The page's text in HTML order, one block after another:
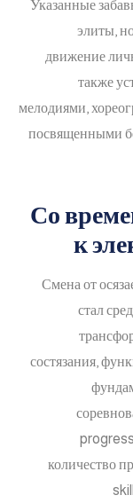
Указанные
элиты,
движение
также
мелодиями,
посвященными
Со
к
Смена от
стал
состязания,
количество